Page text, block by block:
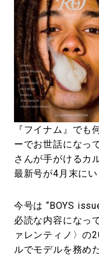
#GH 銘品の所以
#Commune H
#ととけん
#LIFESTYLE
#SPORTS
『フイナム』でも
ーでお世話になっ
さんが手がけるカ
最新号が4月末に
今号は “BOYS
必読な内容になっ
ァレンティノ〉の
ルでモデルを務め